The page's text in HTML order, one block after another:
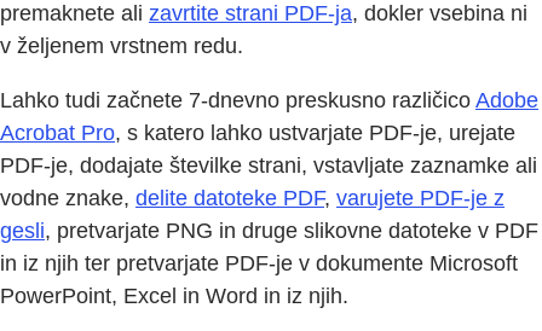
premaknete ali zavrtite strani PDF-ja, dokler vsebina ni
v željenem vrstnem redu.
Lahko tudi začnete 7-dnevno preskusno različico Adobe
Acrobat Pro, s katero lahko ustvarjate PDF-je, urejate
PDF-je, dodajate številke strani, vstavljate zaznamke ali
vodne znake, delite datoteke PDF, varujete PDF-je z
gesli, pretvarjate PNG in druge slikovne datoteke v PDF
in iz njih ter pretvarjate PDF-je v dokumente Microsoft
PowerPoint, Excel in Word in iz njih.